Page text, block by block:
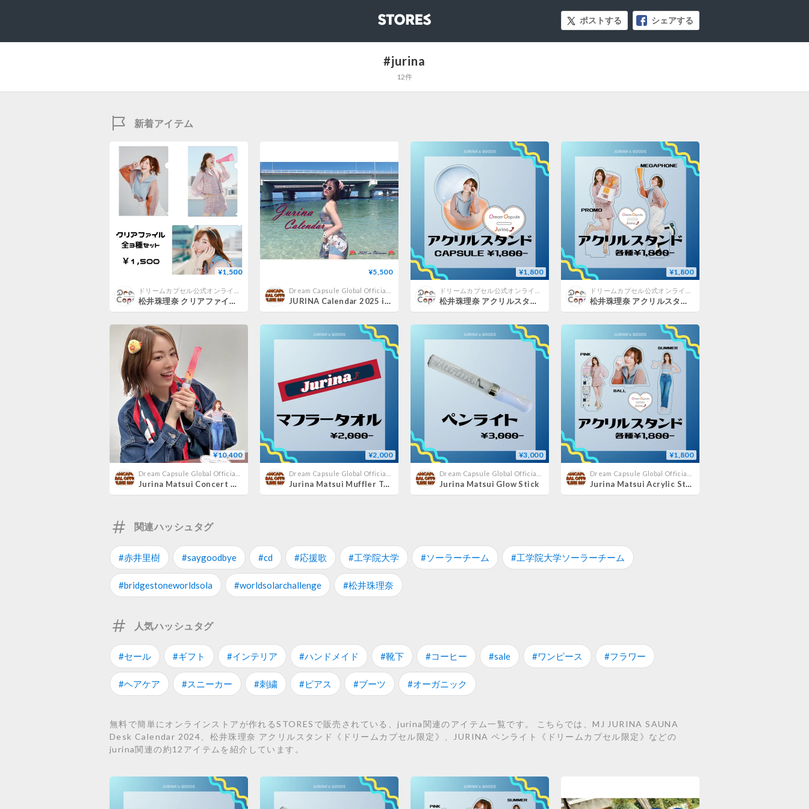
STORES ポストする シェアする
#jurina
12件
新着アイテム
¥1,500
松井珠理奈 クリアファイル 全3種セット《ドリームカプセル限定》
¥5,500
JURINA Calendar 2025 in Okinawa
¥1,800
松井珠理奈 アクリルスタンド《ドリームカプセル限定》
¥1,800
松井珠理奈 アクリルスタンド《ドリームカプセル限定》
¥10,400
Jurina Matsui Concert Merchandise Set
¥2,000
Jurina Matsui Muffler Towel
¥3,000
Jurina Matsui Glow Stick
¥1,800
Jurina Matsui Acrylic Stand
関連ハッシュタグ
#赤井里樹 #saygoodbye #cd #応援歌 #工学院大学 #ソーラーチーム #工学院大学ソーラーチーム
#bridgestoneworldsola #worldsolarchallenge #松井珠理奈
人気ハッシュタグ
#セール #ギフト #インテリア #ハンドメイド #靴下 #コーヒー #sale #ワンピース #フラワー
#ヘアケア #スニーカー #刺繍 #ピアス #ブーツ #オーガニック
無料で簡単にオンラインストアが作れるSTORESで販売されている、jurina関連のアイテム一覧です。 こちらでは、MJ JURINA SAUNA
Desk Calendar 2024、松井珠理奈 アクリルスタンド《ドリームカプセル限定》、JURINA ペンライト《ドリームカプセル限定》などの
jurina関連の約12アイテムを紹介しています。